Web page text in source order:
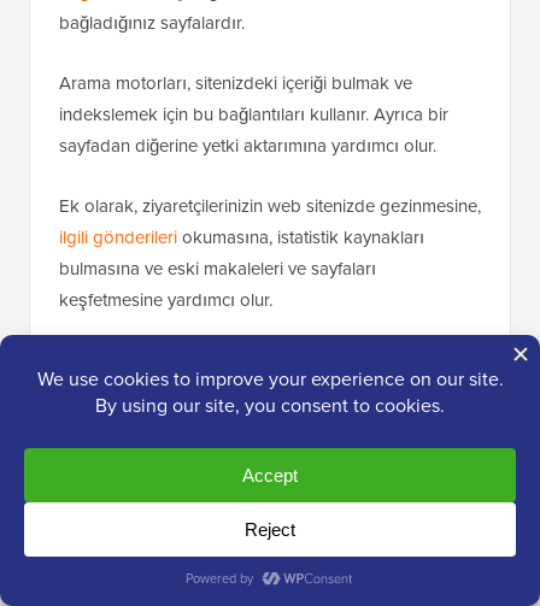
bağladığınız sayfalardır.
Arama motorları, sitenizdeki içeriği bulmak ve
indekslemek için bu bağlantıları kullanır. Ayrıca bir
sayfadan diğerine yetki aktarımına yardımcı olur.
Ek olarak, ziyaretçilerinizin web sitenizde gezinmesine,
ilgili gönderileriokumasına, istatistik kaynakları
bulmasına ve eski makaleleri ve sayfaları
keşfetmesine yardımcı olur.
sitelerine bağlantı vermek de iyi bir uygulamadır. Buna
harici bağlantı denir ve okuyucularınızla güven
oluşturmaya ve arama motorlarına içeriğinizin iyi
araştırıldığını göstermeye yardımcı olabilir.
AIOSEO'nun premium sürümüne yükseltirseniz, dahili
bağlantı fırsatlarını ortaya çıkarmak için güçlü Bağlantı